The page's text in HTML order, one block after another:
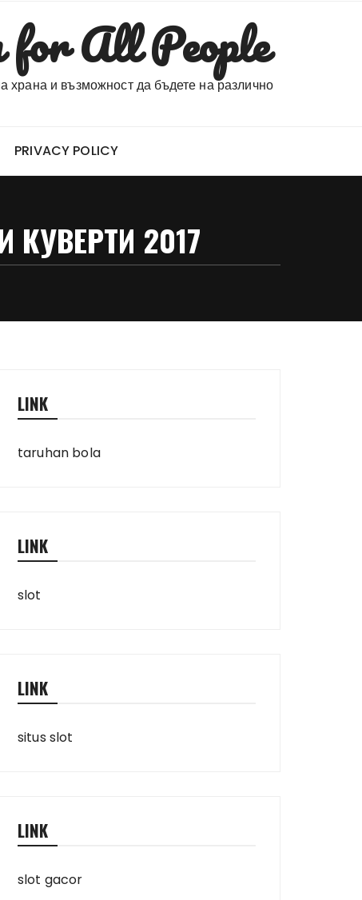
for All People
храна и възможност да бъдете на различно
PRIVACY POLICY
КУВЕРТИ 2017
LINK
taruhan bola
LINK
slot
LINK
situs slot
LINK
slot gacor